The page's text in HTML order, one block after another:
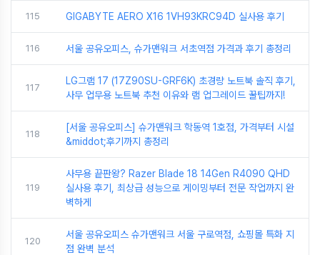
115 GIGABYTE AERO X16 1VH93KRC94D 실사용 후기
116 서울 공유오피스, 슈가맨워크 서초역점 가격과 후기 총정리
117
LG그램 17 (17Z90SU-GRF6K) 초경량 노트북 솔직 후기,
사무 업무용 노트북 추천 이유와 램 업그레이드 꿀팁까지!
118
[서울 공유오피스] 슈가맨워크 학동역 1호점, 가격부터 시설
&middot;후기까지 총정리
119
사무용 끝판왕? Razer Blade 18 14Gen R4090 QHD
실사용 후기, 최상급 성능으로 게이밍부터 전문 작업까지 완
벽하게
120
서울 공유오피스 슈가맨워크 서울 구로역점, 쇼핑몰 특화 지
점 완벽 분석